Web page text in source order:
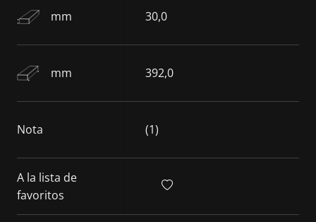
mm 30,0
mm 392,0
Nota (1)
A la lista de
favoritos